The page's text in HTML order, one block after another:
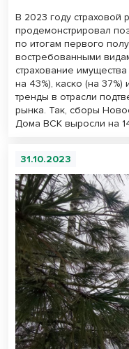
В 2023 году страховой
продемонстрировал
по итогам первого
востребованными
страхование
на 43%), каско (на
тренды в отрасли
рынка. Так, сборы
Дома ВСК выросли на
31.10.2023